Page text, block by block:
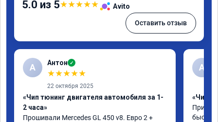
5.0 из 5★★★★★ Avito
Оставить отзыв
А Антон ✓
★★★★★
22 октября 2025
«Чип тюнинг двигателя автомобиля за 1-
2 часа»
Прошивали Mercedes GL 450 v8. Евро 2 +
A
«Чип